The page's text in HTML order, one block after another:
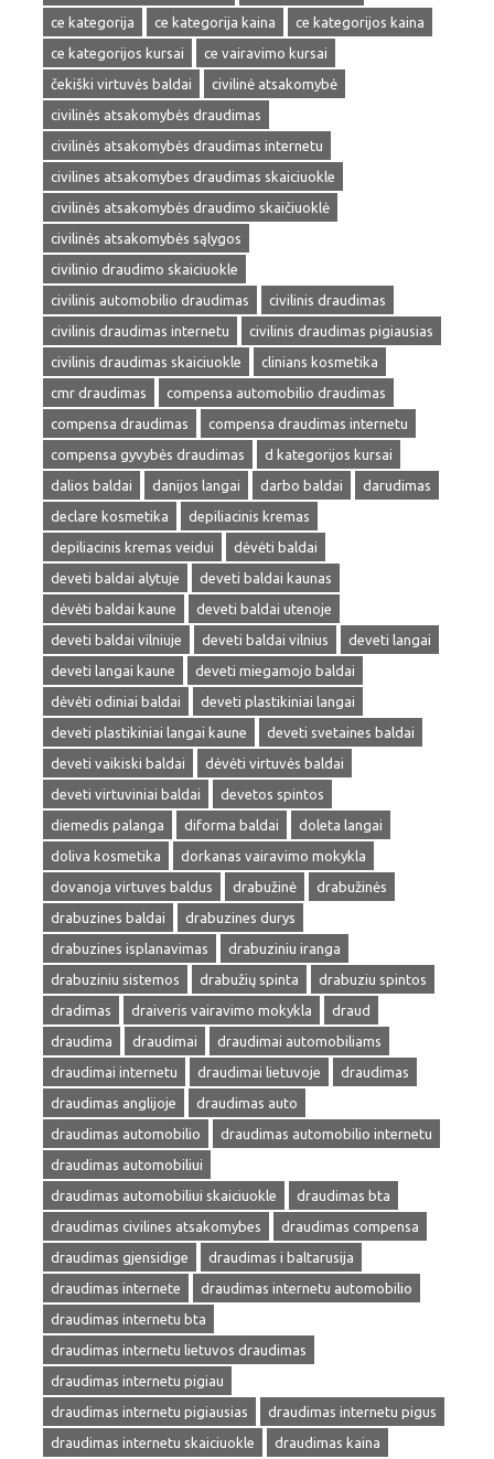
ce kategorija
ce kategorija kaina
ce kategorijos kaina
ce kategorijos kursai
ce vairavimo kursai
čekiški virtuvės baldai
civilinė atsakomybė
civilinės atsakomybės draudimas
civilinės atsakomybės draudimas internetu
civilines atsakomybes draudimas skaiciuokle
civilinės atsakomybės draudimo skaičiuoklė
civilinės atsakomybės sąlygos
civilinio draudimo skaiciuokle
civilinis automobilio draudimas
civilinis draudimas
civilinis draudimas internetu
civilinis draudimas pigiausias
civilinis draudimas skaiciuokle
clinians kosmetika
cmr draudimas
compensa automobilio draudimas
compensa draudimas
compensa draudimas internetu
compensa gyvybės draudimas
d kategorijos kursai
dalios baldai
danijos langai darbo baldai
darudimas
declare kosmetika
depiliacinis kremas
depiliacinis kremas veidui
dėvėti baldai
deveti baldai alytuje
deveti baldai kaunas
dėvėti baldai kaune
deveti baldai utenoje
deveti baldai vilniuje
deveti baldai vilnius
deveti langai
deveti langai kaune
deveti miegamojo baldai
dėvėti odiniai baldai
deveti plastikiniai langai
deveti plastikiniai langai kaune
deveti svetaines baldai
deveti vaikiski baldai
dėvėti virtuvės baldai
deveti virtuviniai baldai
devetos spintos
diemedis palanga
diforma baldai
doleta langai
doliva kosmetika
dorkanas vairavimo mokykla
dovanoja virtuves baldus
drabužinė
drabužinės
drabuzines baldai
drabuzines durys
drabuzines isplanavimas
drabuziniu iranga
drabuziniu sistemos
drabužių spinta
drabuziu spintos
dradimas
draiveris vairavimo mokykla
draud
draudima
draudimai
draudimai automobiliams
draudimai internetu
draudimai lietuvoje
draudimas
draudimas anglijoje
draudimas auto
draudimas automobilio
draudimas automobilio internetu
draudimas automobiliui
draudimas automobiliui skaiciuokle
draudimas bta
draudimas civilines atsakomybes
draudimas compensa
draudimas gjensidige
draudimas i baltarusija
draudimas internete
draudimas internetu automobilio
draudimas internetu bta
draudimas internetu lietuvos draudimas
draudimas internetu pigiau
draudimas internetu pigiausias
draudimas internetu pigus
draudimas internetu skaiciuokle
draudimas kaina